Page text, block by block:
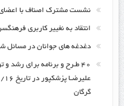
نشست مشترک اصناف با
انتقاد به نغییر کاربری
دغدغه های جوانان در مسائل
۴۰ طـرح و برنامه برای رشد
گرگان